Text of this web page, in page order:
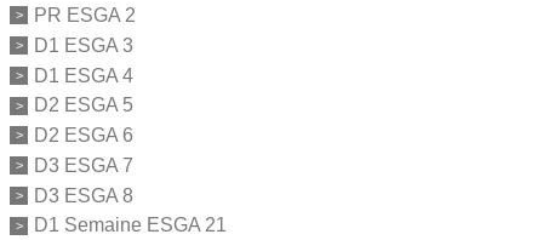
PR ESGA 2
D1 ESGA 3
D1 ESGA 4
D2 ESGA 5
D2 ESGA 6
D3 ESGA 7
D3 ESGA 8
D1 Semaine ESGA 21